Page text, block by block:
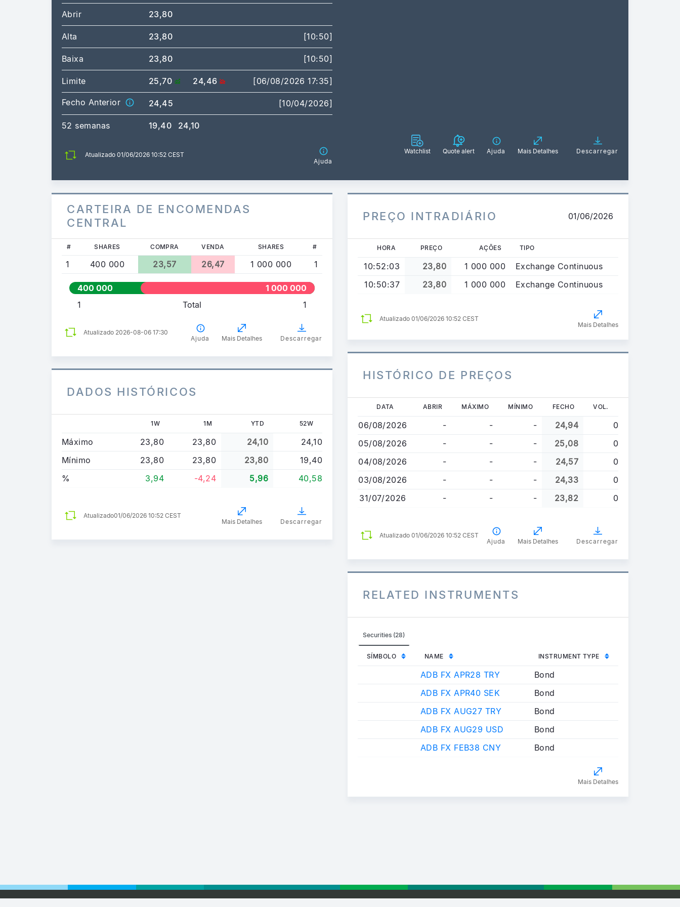
Abrir 23,80
Alta 23,80 [10:50]
Baixa 23,80 [10:50]
Limite 25,70 24,46 [06/08/2026 17:35]
Fecho Anterior 24,45 [10/04/2026]
52 semanas 19,40 24,10
Atualizado 01/06/2026 10:52 CEST
Ajuda
Watchlist Quote alert Ajuda Mais Detalhes Descarregar
CARTEIRA DE ENCOMENDAS
CENTRAL
# SHARES COMPRA VENDA SHARES #
1 400 000 23,57 26,47 1 000 000 1
400 000
1 000 000
1
Total 1
Atualizado 2026-08-06 17:30
Ajuda
Mais Detalhes Descarregar
DADOS HISTÓRICOS
1W 1M YTD 52W
Máximo 23,80 23,80 24,10
24,10
Mínimo
23,80 23,80 23,80
19,40
%
3,94 -4,24 5,96 40,58
Atualizado01/06/2026 10:52 CEST
Mais Detalhes
Descarregar
PREÇO INTRADIÁRIO 01/06/2026
HORA PREÇO AÇÕES TIPO
10:52:03 23,80 1 000 000
Exchange Continuous
10:50:37
23,80 1 000 000 Exchange Continuous
Atualizado 01/06/2026 10:52 CEST
Mais Detalhes
HISTÓRICO DE PREÇOS
Passar
o
conteúdo
DATA ABRIR MÁXIMO MÍNIMO FECHO VOL.
06/08/2026 - - - 24,94
0
05/08/2026
- - - 25,08
0
04/08/2026
- - - 24,57
0
03/08/2026
- - - 24,33
0
31/07/2026
- - - 23,82 0
Atualizado 01/06/2026 10:52 CEST
Ajuda
Mais Detalhes Descarregar
RELATED INSTRUMENTS
Securities (28)
SÍMBOLO NAME INSTRUMENT TYPE
ADB FX APR28 TRY
Bond
ADB FX APR40 SEK
Bond
ADB FX AUG27 TRY
Bond
ADB FX AUG29 USD
Bond
ADB FX FEB38 CNY
Bond
Mais Detalhes